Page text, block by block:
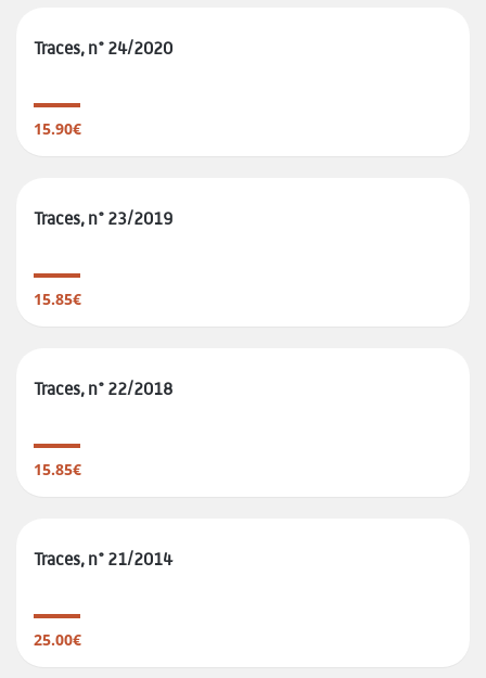
Traces, n° 24/2020
15.90€
Traces, n° 23/2019
15.85€
Traces, n° 22/2018
15.85€
Traces, n° 21/2014
25.00€